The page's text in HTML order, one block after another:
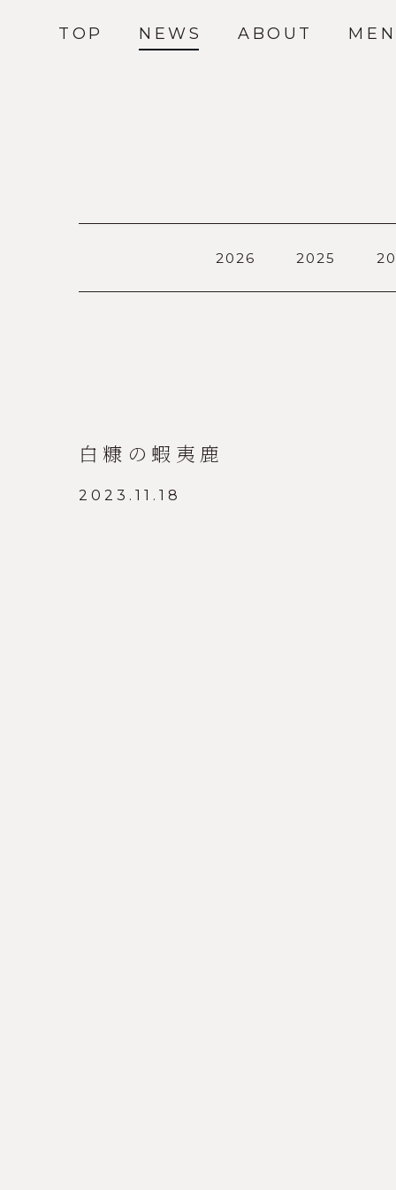
TOP NEWS ABOUT
2026 2025
白糠の蝦夷鹿
2023.11.18